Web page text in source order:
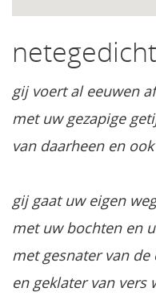
netegedicht
gij voert al eeuwen
met uw gezapige
van daarheen en
gij gaat uw eigen weg
met uw bochten en
met gesnater van de
en geklater van vers